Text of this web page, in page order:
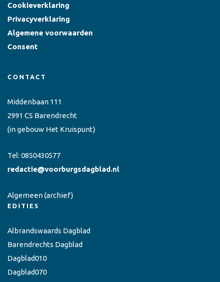
Cookieverklaring
Privacyverklaring
Algemene voorwaarden
Consent
CONTACT
Middenbaan 111
2991 CS Barendrecht
(in gebouw Het Kruispunt)
Tel: 0850430577
redactie@voorburgsdagblad.nl
Algemeen(archief)
EDITIES
Albrandswaards Dagblad
Barendrechts Dagblad
Dagblad010
Dagblad070